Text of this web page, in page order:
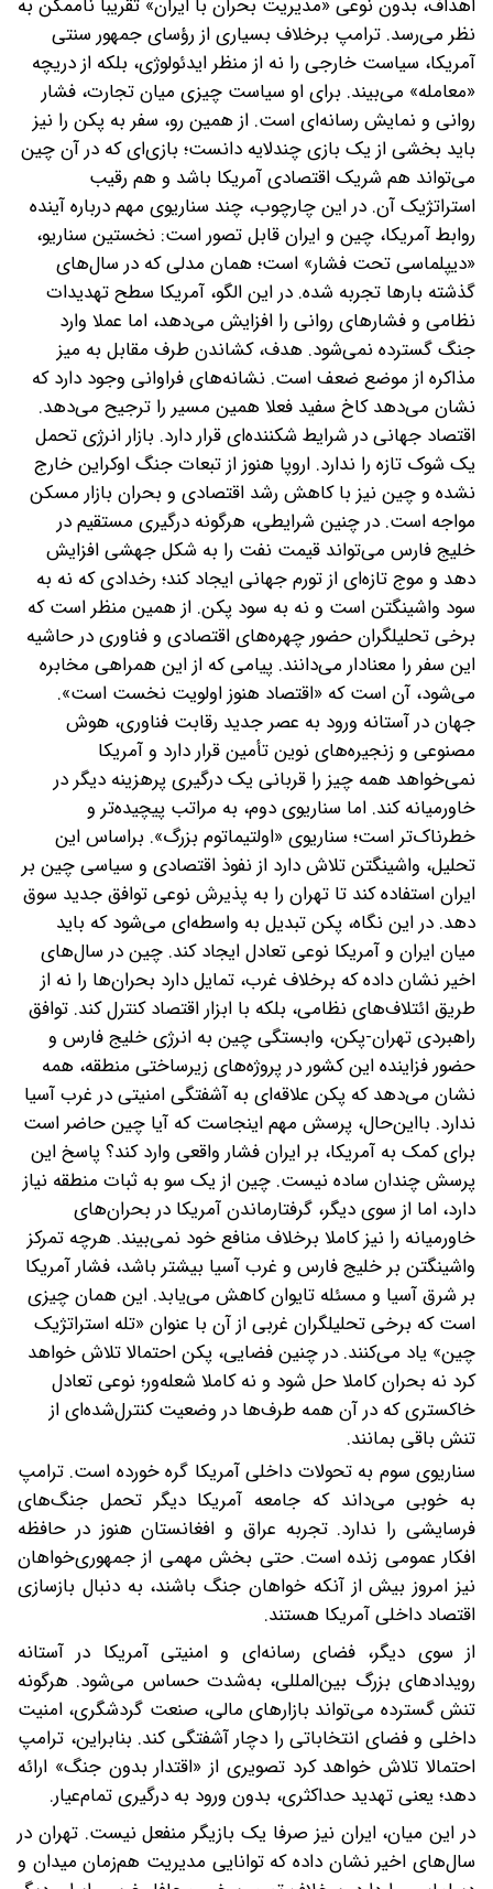
اهداف، بدون نوعی «مدیریت بحران با ایران» تقریبا ناممکن به
نظر می‌رسد. ترامپ برخلاف بسیاری از رؤسای جمهور سنتی
آمریکا، سیاست خارجی را نه از منظر ایدئولوژی، بلکه از دریچه
«معامله» می‌بیند. برای او‌ سیاست چیزی میان تجارت، فشار
روانی و نمایش رسانه‌ای است. از همین رو، سفر به پکن را نیز
باید بخشی از یک بازی چندلایه دانست؛ بازی‌ای که در آن چین
می‌تواند هم شریک اقتصادی آمریکا باشد و هم رقیب
استراتژیک آن. در این چارچوب، چند سناریوی مهم درباره آینده
روابط آمریکا، چین و ایران قابل تصور است: نخستین سناریو،‌
«دیپلماسی تحت فشار» است؛ همان مدلی که در سال‌های
گذشته بارها تجربه شده‌. در این الگو، آمریکا سطح تهدیدات
نظامی و فشارهای روانی را افزایش می‌دهد، اما عملا وارد
جنگ گسترده نمی‌شود. هدف، کشاندن طرف مقابل به میز
مذاکره از موضع ضعف است. نشانه‌های فراوانی وجود دارد که
نشان می‌دهد کاخ سفید فعلا همین مسیر را ترجیح می‌دهد.
اقتصاد جهانی در شرایط شکننده‌ای قرار دارد. بازار انرژی تحمل
یک شوک تازه را ندارد. اروپا هنوز از تبعات جنگ اوکراین خارج
نشده و چین نیز با کاهش رشد اقتصادی و بحران بازار مسکن
مواجه است. در چنین شرایطی، هرگونه درگیری مستقیم در
خلیج فارس می‌تواند قیمت نفت را به شکل جهشی افزایش
دهد و موج تازه‌ای از تورم جهانی ایجاد کند؛ رخدادی که نه به
سود واشینگتن است و نه به سود پکن. از همین منظر است که
برخی تحلیلگران‌ حضور چهره‌های اقتصادی و فناوری در حاشیه
این سفر را معنادار می‌دانند. پیامی که از این همراهی مخابره
می‌شود، آن است که «اقتصاد هنوز اولویت نخست است».
جهان در آستانه ورود به عصر جدید رقابت فناوری، هوش
مصنوعی و زنجیره‌های نوین تأمین قرار دارد و آمریکا
نمی‌خواهد همه چیز را قربانی یک درگیری پرهزینه دیگر در
خاورمیانه کند. اما سناریوی دوم، به مراتب پیچیده‌تر و
خطرناک‌تر است؛ سناریوی «اولتیماتوم بزرگ». بر‌اساس این
تحلیل، واشینگتن تلاش دارد از نفوذ اقتصادی و سیاسی چین بر
ایران استفاده کند تا تهران را به پذیرش نوعی توافق جدید سوق
دهد. در این نگاه، پکن تبدیل به واسطه‌ای می‌شود که باید
میان ایران و آمریکا نوعی تعادل ایجاد کند. چین در سال‌های
اخیر نشان داده که برخلاف غرب، تمایل دارد بحران‌ها را نه از
طریق ائتلاف‌های نظامی، بلکه با ابزار اقتصاد کنترل کند. توافق
راهبردی تهران-‌پکن، وابستگی چین به انرژی خلیج فارس و
حضور فزاینده این کشور در پروژه‌های زیرساختی منطقه، همه
نشان می‌دهد که پکن علاقه‌ای به آشفتگی امنیتی در غرب آسیا
ندارد. با‌این‌حال، پرسش مهم اینجاست که آیا چین حاضر است
برای کمک به آمریکا، بر ایران فشار واقعی وارد کند؟ پاسخ این
پرسش چندان ساده نیست. چین از یک‌ سو به ثبات منطقه نیاز
دارد، اما از سوی دیگر، گرفتار‌ماندن آمریکا در بحران‌های
خاورمیانه را نیز کاملا برخلاف منافع خود نمی‌بیند. هرچه تمرکز
واشینگتن بر خلیج فارس و غرب آسیا بیشتر باشد، فشار آمریکا
بر شرق آسیا و مسئله تایوان کاهش می‌یابد. این همان چیزی
است که برخی تحلیلگران غربی از آن با عنوان «تله استراتژیک
چین» یاد می‌کنند. در چنین فضایی، پکن احتمالا تلاش خواهد
کرد نه بحران کاملا حل شود و نه کاملا شعله‌ور‌؛ نوعی تعادل
خاکستری که در آن همه طرف‌ها در وضعیت کنترل‌شده‌ای از
تنش باقی بمانند.
سناریوی سوم‌ به تحولات داخلی آمریکا گره خورده است. ترامپ
به‌ خوبی می‌داند که جامعه آمریکا دیگر تحمل جنگ‌های
فرسایشی را ندارد. تجربه عراق و افغانستان هنوز در حافظه
افکار عمومی زنده است. حتی بخش مهمی از جمهوری‌خواهان
نیز امروز بیش از آنکه خواهان جنگ باشند، به دنبال بازسازی
اقتصاد داخلی آمریکا هستند.
از سوی دیگر، فضای رسانه‌ای و امنیتی آمریکا در آستانه
رویدادهای بزرگ بین‌المللی، به‌شدت حساس می‌شود. هرگونه
تنش گسترده می‌تواند بازارهای مالی، صنعت گردشگری، امنیت
داخلی و فضای انتخاباتی را دچار آشفتگی کند. بنابراین، ترامپ
احتمالا تلاش خواهد کرد تصویری از «اقتدار بدون جنگ» ارائه
دهد؛ یعنی تهدید حداکثری، بدون ورود به درگیری تمام‌عیار.
در این میان، ایران نیز صرفا یک بازیگر منفعل نیست. تهران در
سال‌های اخیر نشان داده که توانایی مدیریت هم‌زمان میدان و